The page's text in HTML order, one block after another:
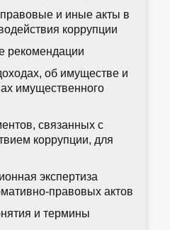
и иные акты в
коррупции
рекомендации
об имуществе и
имущественного
связанных с
коррупции, для
экспертиза
правовых актов
и термины